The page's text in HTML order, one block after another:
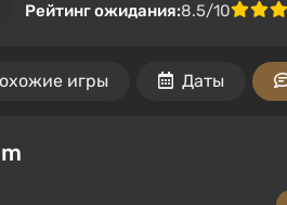
Рейтинг ожидания:8.5/10
игры Даты